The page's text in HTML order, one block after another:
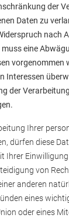
der
Daten zu
nach
eine
vorgenommen
Interessen
der
Ihrer
dürfen diese
Ihrer
von
anderen
eines
oder eines